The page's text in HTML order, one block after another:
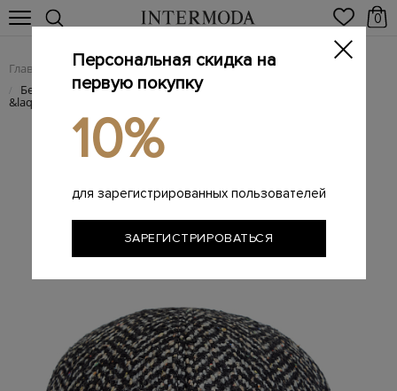
0
Главная Мужчинам / Аксессуары / Головные уборы
/ Бейсболка из&nbsp;шерстяного твида с&nbsp;принтом
&laquo;шеврон&raquo;
Персональная скидка на
первую покупку
10%
для зарегистрированных пользователей
ЗАРЕГИСТРИРОВАТЬСЯ